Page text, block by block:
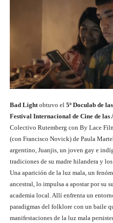
Bad Lightobtuvo el 5º Doculab de
Festival Internacional de Cine de las
Colectivo Rutemberg con By Lace
(con Francisco Novick) de Paula
argentino, Juanjis, un joven gay e
tradiciones de su madre hilandera y
Una aparición de la luz mala, un
ancestral, lo impulsa a apostar por su
academia local. Allí enfrenta un
paradigmas del folklore con un baile
manifestaciones de la luz mala